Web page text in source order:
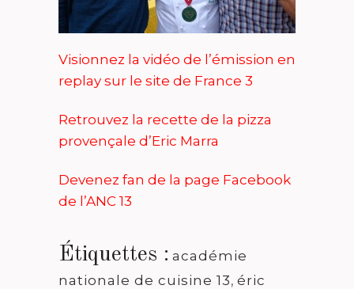
Visionnez la vidéo de l’émission en
replay sur le site de France 3
Retrouvez la recette de la pizza
provençale d’Eric Marra
Devenez fan de la page Facebook
de l’ANC 13
Étiquettes : académie
nationale de cuisine 13, éric